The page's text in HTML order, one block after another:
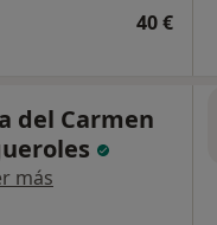
40 €
del Carmen
más